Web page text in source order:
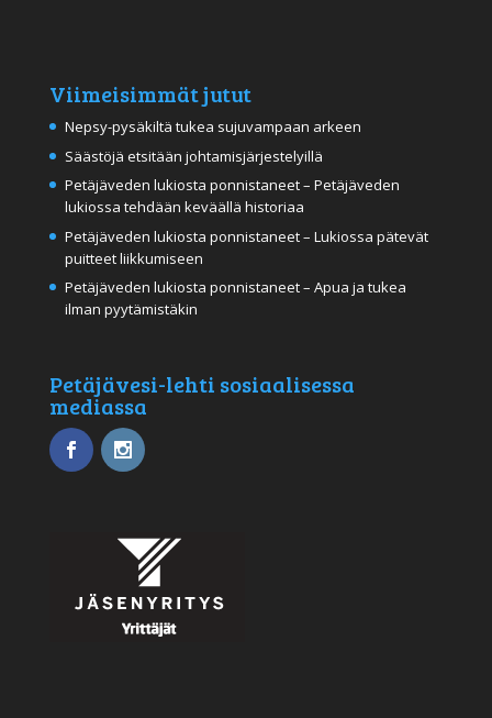
Viimeisimmät jutut
Nepsy-pysäkiltä tukea sujuvampaan arkeen
Säästöjä etsitään johtamisjärjestelyillä
Petäjäveden lukiosta ponnistaneet – Petäjäveden
lukiossa tehdään keväällä historiaa
Petäjäveden lukiosta ponnistaneet – Lukiossa pätevät
puitteet liikkumiseen
Petäjäveden lukiosta ponnistaneet – Apua ja tukea
ilman pyytämistäkin
Petäjävesi-lehti sosiaalisessa
mediassa